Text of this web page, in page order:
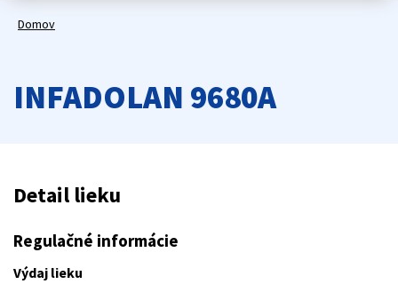
Domov
INFADOLAN 9680A
Detail lieku
Regulačné informácie
Výdaj lieku